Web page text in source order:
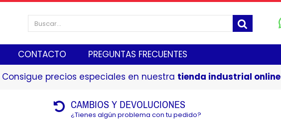
CONTACTO PREGUNTAS FRECUENTES
Consigue precios especiales en nuestra tienda industrial online
CAMBIOS Y DEVOLUCIONES
¿Tienes algún problema con tu pedido?